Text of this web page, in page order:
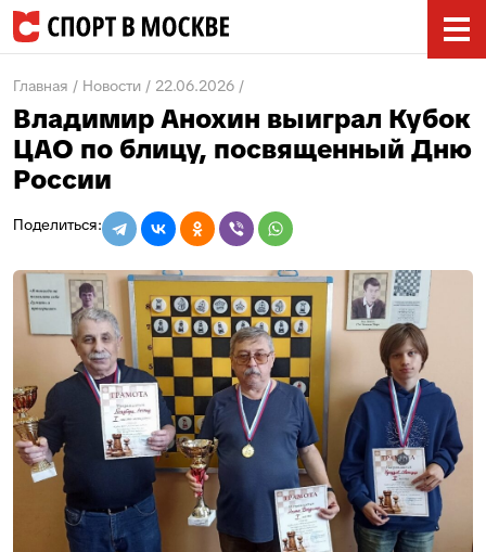
Главная Новости 22.06.2026
Владимир Анохин выиграл Кубок
ЦАО по блицу, посвященный Дню
России